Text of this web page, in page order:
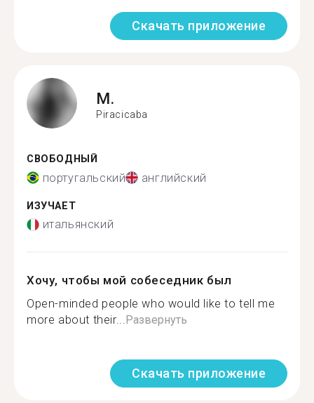
Скачать приложение
M.
Piracicaba
СВОБОДНЫЙ
португальский английский
ИЗУЧАЕТ
итальянский
Хочу, чтобы мой собеседник был
Open-minded people who would like to tell me
more about their...Развернуть
Скачать приложение